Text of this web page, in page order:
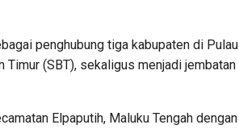
penghubung tiga kabupaten di Pulau
Timur (SBT), sekaligus menjadi jembatan
Elpaputih, Maluku Tengah dengan